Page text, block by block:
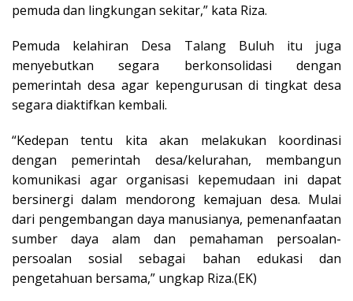
pemuda dan lingkungan sekitar,” kata Riza.
Pemuda kelahiran Desa Talang Buluh itu juga
menyebutkan segara berkonsolidasi dengan
pemerintah desa agar kepengurusan di tingkat desa
segara diaktifkan kembali.
“Kedepan tentu kita akan melakukan koordinasi
dengan pemerintah desa/kelurahan, membangun
komunikasi agar organisasi kepemudaan ini dapat
bersinergi dalam mendorong kemajuan desa. Mulai
dari pengembangan daya manusianya, pemenanfaatan
sumber daya alam dan pemahaman persoalan-
persoalan sosial sebagai bahan edukasi dan
pengetahuan bersama,” ungkap Riza.(EK)